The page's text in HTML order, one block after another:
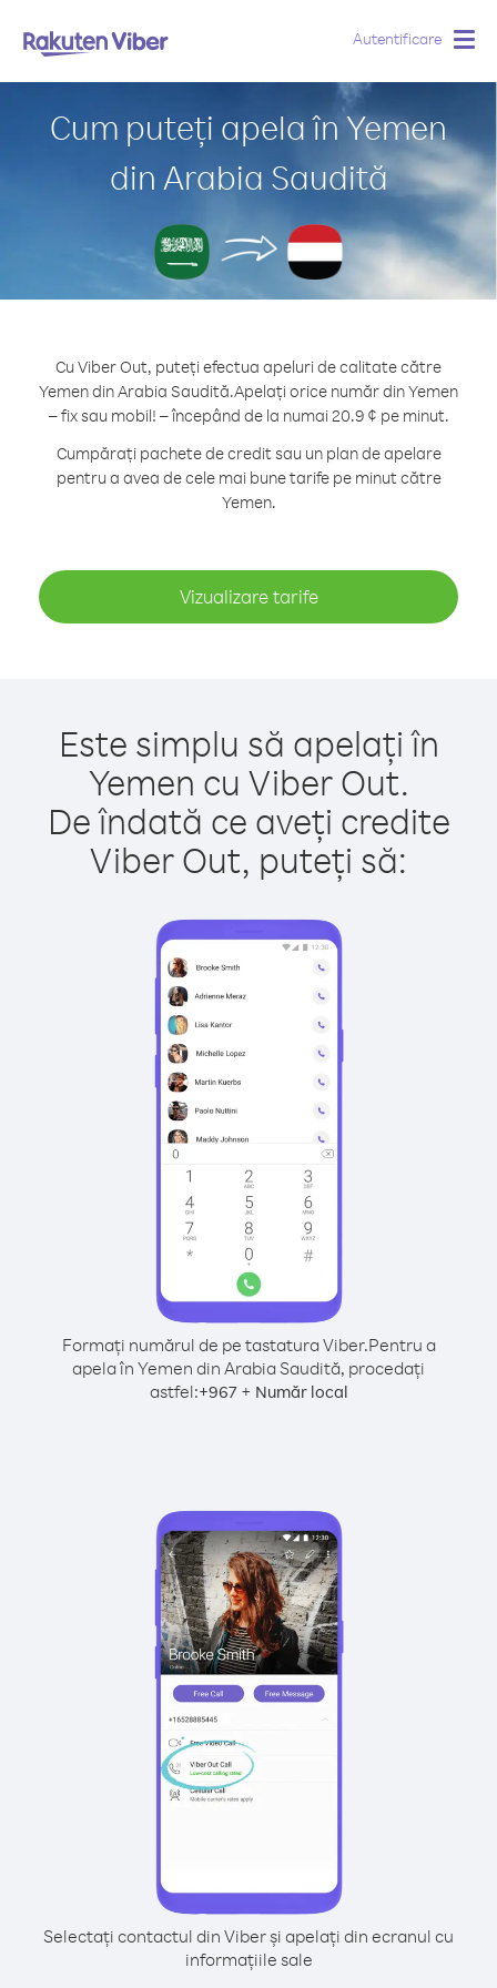
Autentificare
Cum puteți apela în Yemen
din Arabia Saudită
Cu Viber Out, puteți efectua apeluri de calitate către
Yemen din Arabia Saudită.Apelați orice număr din Yemen
– fix sau mobil! – începând de la numai 20.9 ¢ pe minut.
Cumpărați pachete de credit sau un plan de apelare
pentru a avea de cele mai bune tarife pe minut către
Yemen.
Vizualizare tarife
Este simplu să apelați în
Yemen cu Viber Out.
De îndată ce aveți credite
Viber Out, puteți să:
Formați numărul de pe tastatura Viber.Pentru a
apela în Yemen din Arabia Saudită, procedați
astfel:+967+ Număr local
Selectați contactul din Viber și apelați din ecranul cu
informațiile sale